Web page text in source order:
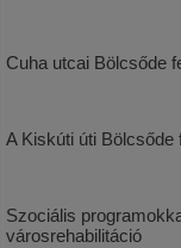
Cuha utcai Bölcsőde
A Kiskúti úti Bölcsőde
Szociális
városrehabilitáció